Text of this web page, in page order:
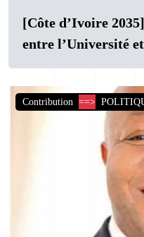
[Côte d’Ivoire
entre l’Université
Contribution ==>